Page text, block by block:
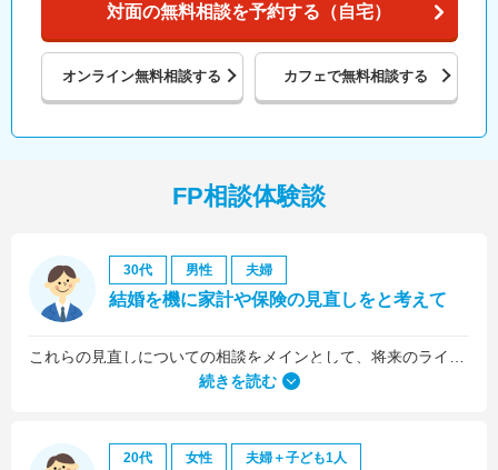
対面の無料相談を予約する（自宅）
オンライン無料相談する カフェで無料相談する
FP相談体験談
30代 男性 夫婦
結婚を機に家計や保険の見直しをと考えて
続きを読む
20代 女性 夫婦＋子ども1人